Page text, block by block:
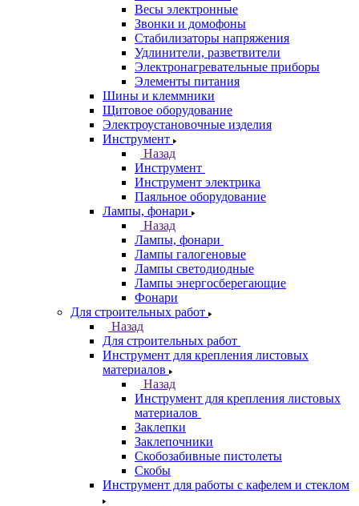
Весы электронные
Звонки и домофоны
Стабилизаторы напряжения
Удлинители, разветвители
Электронагревательные приборы
Элементы питания
Шины и клеммники
Щитовое оборудование
Электроустановочные изделия
Инструмент
Назад
Инструмент
Инструмент электрика
Паяльное оборудование
Лампы, фонари
Назад
Лампы, фонари
Лампы галогеновые
Лампы светодиодные
Лампы энергосберегающие
Фонари
Для строительных работ
Назад
Для строительных работ
Инструмент для крепления листовых
материалов
Назад
Инструмент для крепления листовых
материалов
Заклепки
Заклепочники
Скобозабивные пистолеты
Скобы
Инструмент для работы с кафелем и стеклом